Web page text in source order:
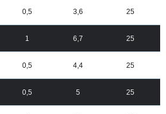
0,5 3,6 25
1 6,7 25
0,5 4,4 25
0,5 5 25